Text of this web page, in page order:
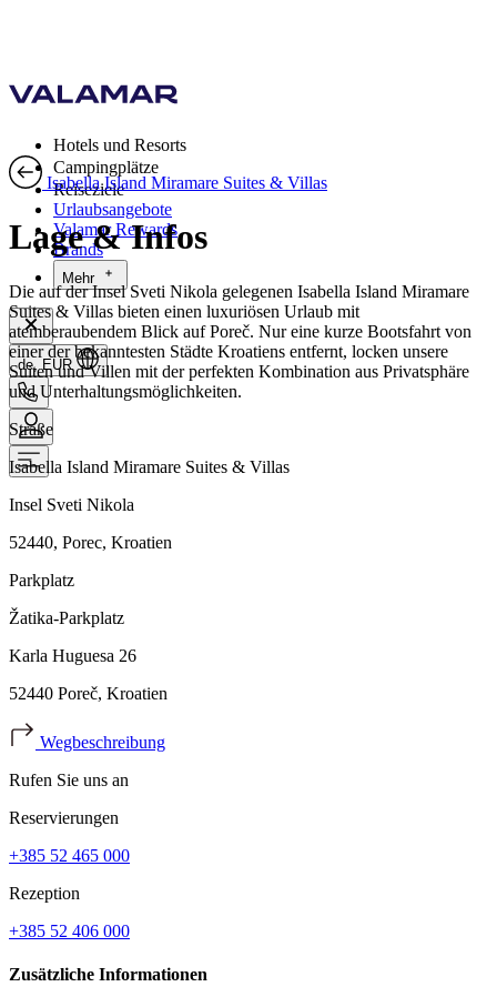
Hotels und Resorts
Campingplätze
Reiseziele
Urlaubsangebote
Valamar Rewards
Brands
Mehr
de, EUR
Isabella Island Miramare Suites & Villas
Lage & Infos
Die auf der Insel Sveti Nikola gelegenen Isabella Island Miramare
Suites & Villas bieten einen luxuriösen Urlaub mit
atemberaubendem Blick auf Poreč. Nur eine kurze Bootsfahrt von
einer der bekanntesten Städte Kroatiens entfernt, locken unsere
Suiten und Villen mit der perfekten Kombination aus Privatsphäre
und Unterhaltungsmöglichkeiten.
Straße
Isabella Island Miramare Suites & Villas
Insel Sveti Nikola
52440, Porec, Kroatien
Parkplatz
Žatika-Parkplatz
Karla Huguesa 26
52440 Poreč, Kroatien
Wegbeschreibung
Rufen Sie uns an
Reservierungen
+385 52 465 000
Rezeption
+385 52 406 000
Zusätzliche Informationen